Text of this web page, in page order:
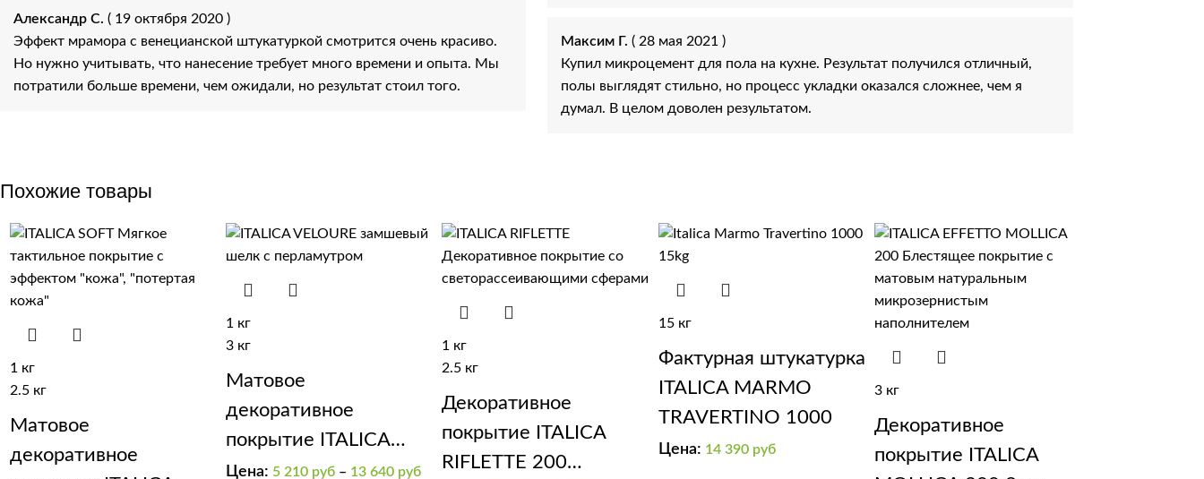
Александр С. ( 19 октября 2020 )
Эффект мрамора с венецианской штукатуркой смотрится очень красиво.
Но нужно учитывать, что нанесение требует много времени и опыта. Мы
потратили больше времени, чем ожидали, но результат стоил того.
Максим Г. ( 28 мая 2021 )
Купил микроцемент для пола на кухне. Результат получился отличный,
полы выглядят стильно, но процесс укладки оказался сложнее, чем я
думал. В целом доволен результатом.
Похожие товары
1 кг
2.5 кг
Матовое
декоративное
1 кг
3 кг
Матовое
декоративное
покрытие ITALICA
VELOUR
Цена: 5 210 руб – 13 640 руб
1 кг
2.5 кг
Декоративное
покрытие ITALICA
RIFLETTE 200
15 кг
Фактурная штукатурка
ITALICA MARMO
TRAVERTINO 1000
Цена: 14 390 руб
3 кг
Декоративное
покрытие ITALICA